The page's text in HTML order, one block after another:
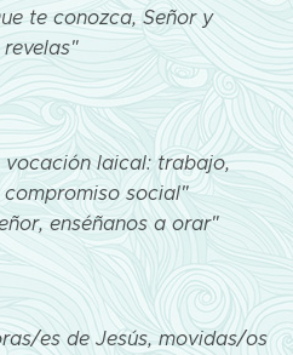
te conozca, Señor y
vocación laical: trabajo,
social"
enséñanos a orar"
es de Jesús, movidas/os